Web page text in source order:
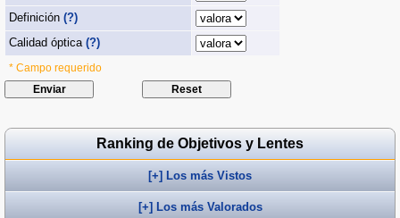
Definición (?)
Calidad óptica (?)
* Campo requerido
Ranking de Objetivos y Lentes
[+] Los más Vistos
[+] Los más Valorados